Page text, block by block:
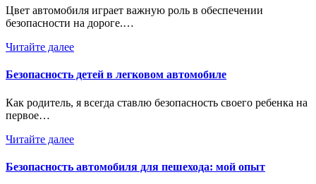
Цвет автомобиля играет важную роль в обеспечении
безопасности на дороге.…
Читайте далее
Безопасность детей в легковом автомобиле
Как родитель, я всегда ставлю безопасность своего ребенка на
первое…
Читайте далее
Безопасность автомобиля для пешехода: мой опыт